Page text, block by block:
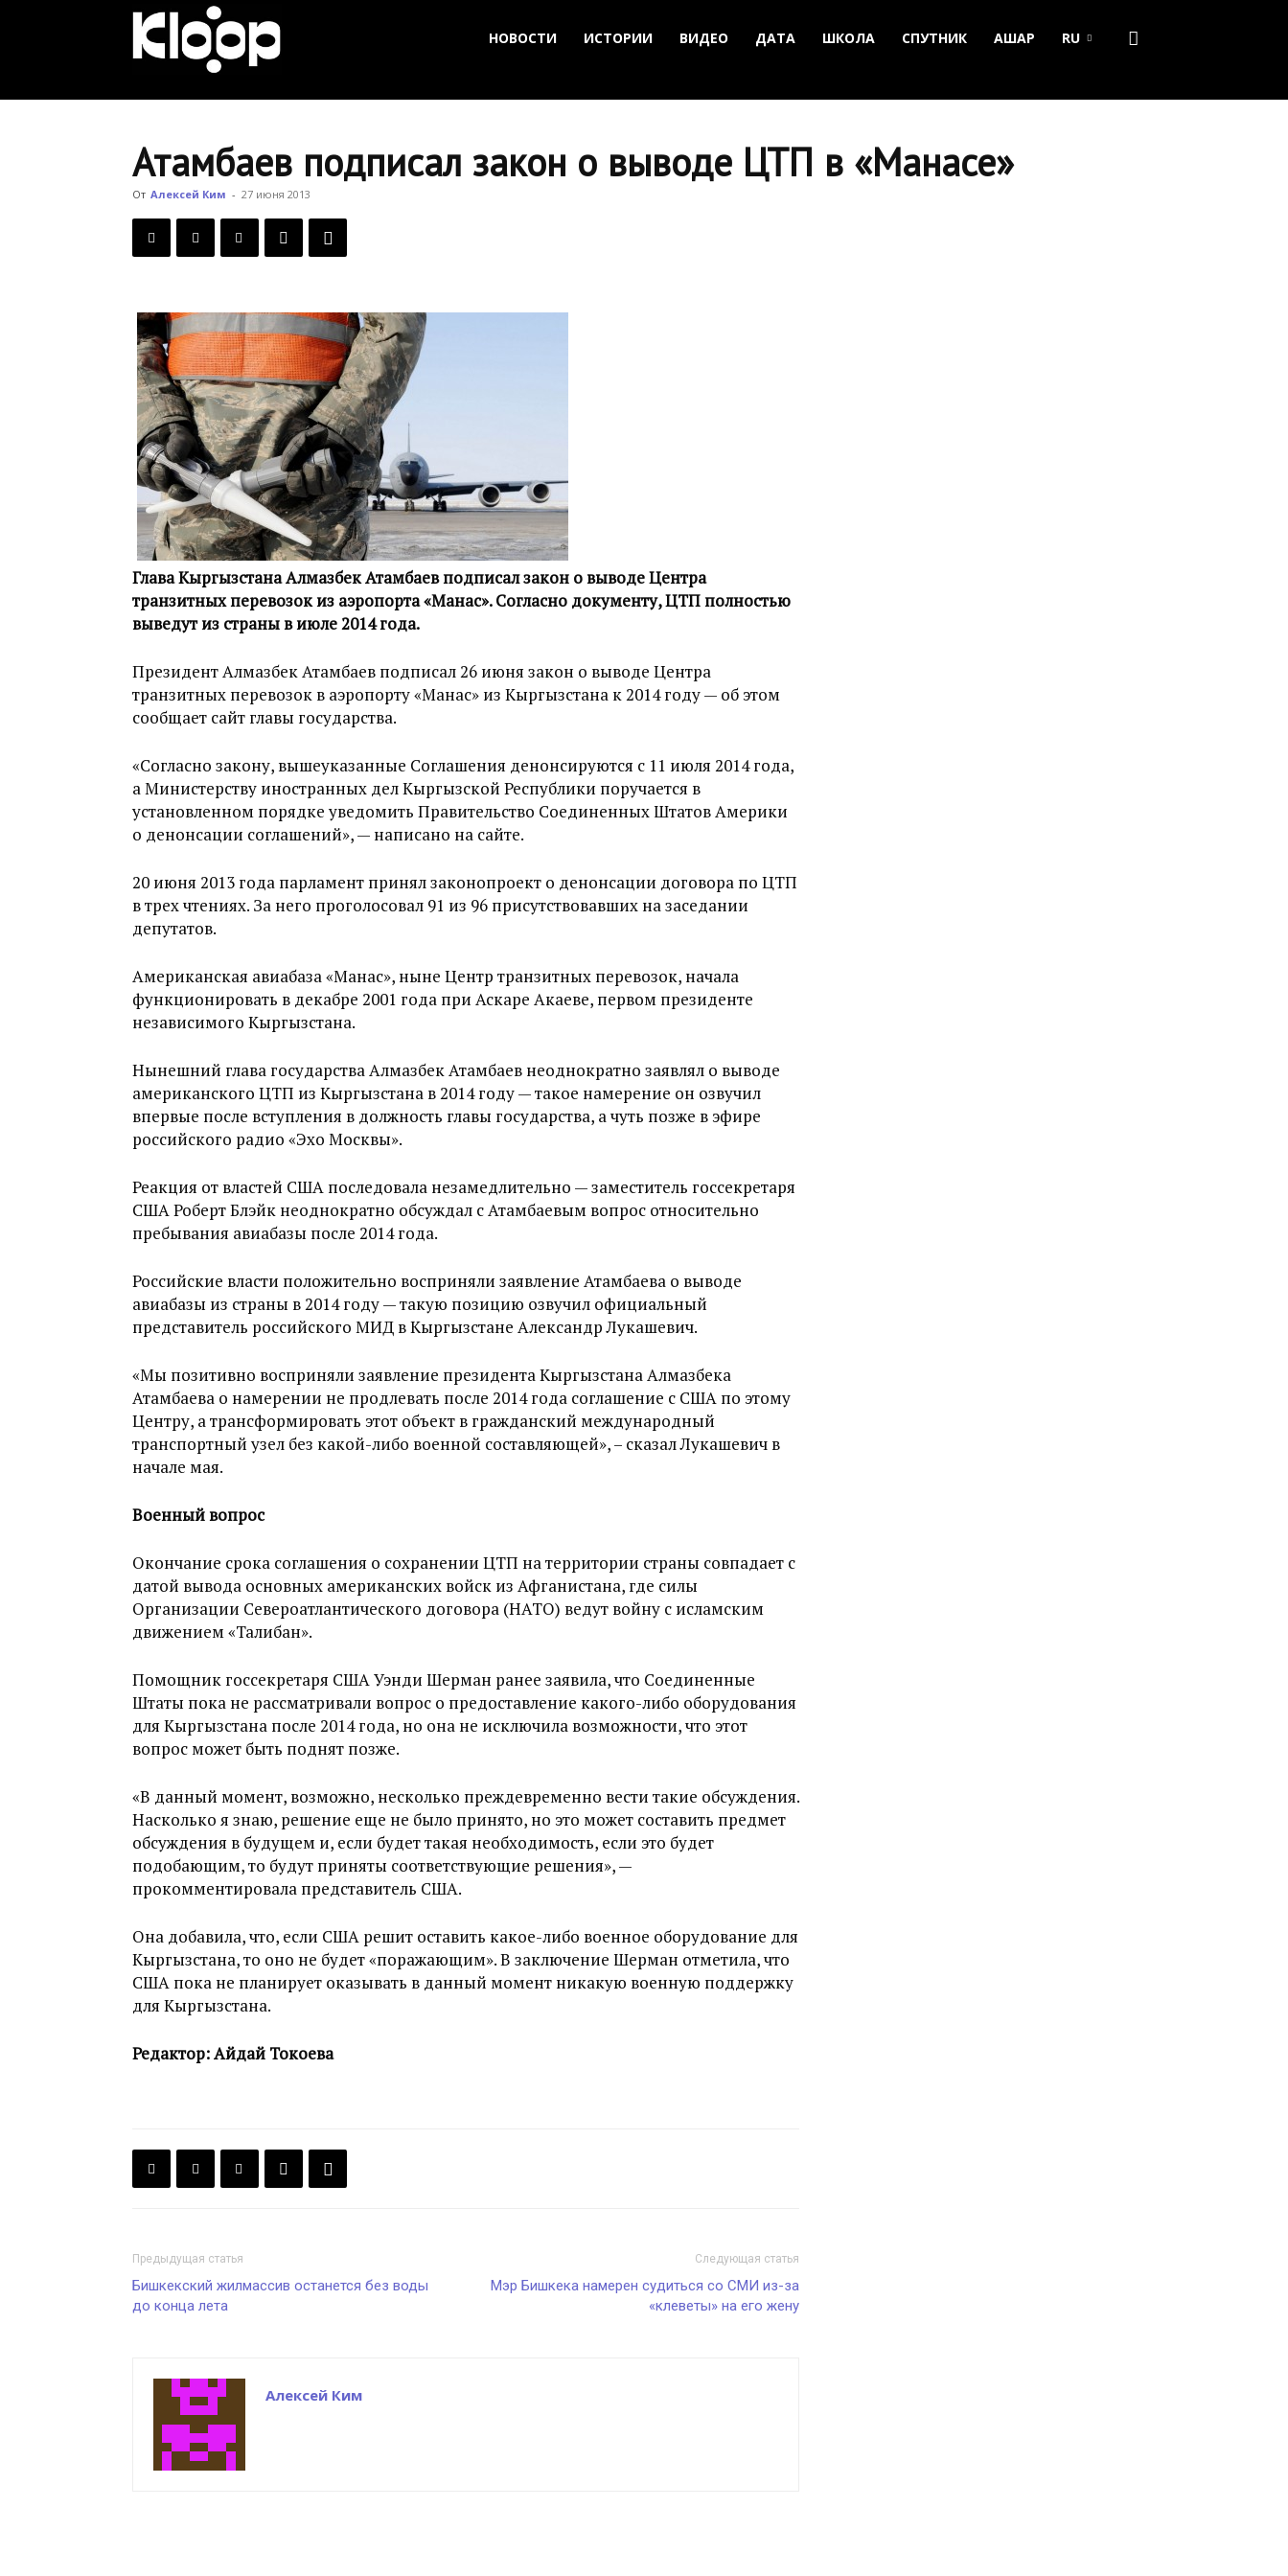
Новости
НОВОСТИ ИСТОРИИ ВИДЕО ДАТА ШКОЛА СПУТНИК АШАР RU
Атамбаев подписал закон о выводе ЦТП в «Манасе»
От Алексей Ким - 27 июня 2013
Глава Кыргызстана Алмазбек Атамбаев подписал закон о выводе Центра
транзитных перевозок из аэропорта «Манас». Согласно документу, ЦТП полностью
выведут из страны в июле 2014 года.
Президент Алмазбек Атамбаев подписал 26 июня закон о выводе Центра
транзитных перевозок в аэропорту «Манас» из Кыргызстана к 2014 году — об этом
сообщает сайт главы государства.
«Согласно закону, вышеуказанные Соглашения денонсируются с 11 июля 2014 года,
а Министерству иностранных дел Кыргызской Республики поручается в
установленном порядке уведомить Правительство Соединенных Штатов Америки
о денонсации соглашений», — написано на сайте.
20 июня 2013 года парламент принял законопроект о денонсации договора по ЦТП
в трех чтениях. За него проголосовал 91 из 96 присутствовавших на заседании
депутатов.
Американская авиабаза «Манас», ныне Центр транзитных перевозок, начала
функционировать в декабре 2001 года при Аскаре Акаеве, первом президенте
независимого Кыргызстана.
Нынешний глава государства Алмазбек Атамбаев неоднократно заявлял о выводе
американского ЦТП из Кыргызстана в 2014 году — такое намерение он озвучил
впервые после вступления в должность главы государства, а чуть позже в эфире
российского радио «Эхо Москвы».
Реакция от властей США последовала незамедлительно — заместитель госсекретаря
США Роберт Блэйк неоднократно обсуждал с Атамбаевым вопрос относительно
пребывания авиабазы после 2014 года.
Российские власти положительно восприняли заявление Атамбаева о выводе
авиабазы из страны в 2014 году — такую позицию озвучил официальный
представитель российского МИД в Кыргызстане Александр Лукашевич.
«Мы позитивно восприняли заявление президента Кыргызстана Алмазбека
Атамбаева о намерении не продлевать после 2014 года соглашение с США по этому
Центру, а трансформировать этот объект в гражданский международный
транспортный узел без какой-либо военной составляющей», – сказал Лукашевич в
начале мая.
Военный вопрос
Окончание срока соглашения о сохранении ЦТП на территории страны совпадает с
датой вывода основных американских войск из Афганистана, где силы
Организации Североатлантического договора (НАТО) ведут войну с исламским
движением «Талибан».
Помощник госсекретаря США Уэнди Шерман ранее заявила, что Соединенные
Штаты пока не рассматривали вопрос о предоставление какого-либо оборудования
для Кыргызстана после 2014 года, но она не исключила возможности, что этот
вопрос может быть поднят позже.
«В данный момент, возможно, несколько преждевременно вести такие обсуждения.
Насколько я знаю, решение еще не было принято, но это может составить предмет
обсуждения в будущем и, если будет такая необходимость, если это будет
подобающим, то будут приняты соответствующие решения», —
прокомментировала представитель США.
Она добавила, что, если США решит оставить какое-либо военное оборудование для
Кыргызстана, то оно не будет «поражающим». В заключение Шерман отметила, что
США пока не планирует оказывать в данный момент никакую военную поддержку
для Кыргызстана.
Редактор: Айдай Токоева
Предыдущая статья
Бишкекский жилмассив останется без воды
до конца лета
Следующая статья
Мэр Бишкека намерен судиться со СМИ из-за
«клеветы» на его жену
Алексей Ким